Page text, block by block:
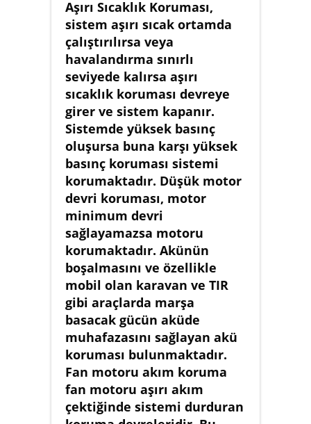
Aşırı Sıcaklık Koruması,
sistem aşırı sıcak ortamda
çalıştırılırsa veya
havalandırma sınırlı
seviyede kalırsa aşırı
sıcaklık koruması devreye
girer ve sistem kapanır.
Sistemde yüksek basınç
oluşursa buna karşı yüksek
basınç koruması sistemi
korumaktadır. Düşük motor
devri koruması, motor
minimum devri
sağlayamazsa motoru
korumaktadır. Akünün
boşalmasını ve özellikle
mobil olan karavan ve TIR
gibi araçlarda marşa
basacak gücün aküde
muhafazasını sağlayan akü
koruması bulunmaktadır.
Fan motoru akım koruma
fan motoru aşırı akım
çektiğinde sistemi durduran